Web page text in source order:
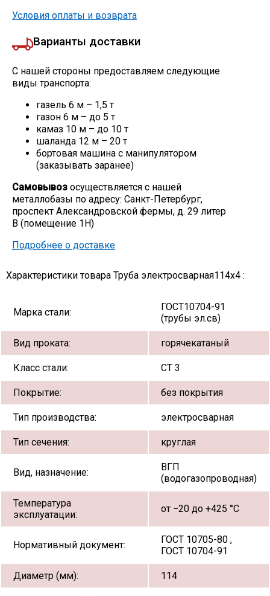
Условия оплаты и возврата
Варианты доставки
С нашей стороны предоставляем следующие
виды транспорта:
газель 6 м – 1,5 т
газон 6 м – до 5 т
камаз 10 м – до 10 т
шаланда 12 м – 20 т
бортовая машина с манипулятором
(заказывать заранее)
Самовывоз осуществляется с нашей
металлобазы по адресу: Санкт-Петербург,
проспект Александровской фермы, д. 29 литер
В (помещение 1Н)
Подробнее о доставке
Характеристики товара Труба электросварная114х4 :
Марка стали:
ГОСТ10704-91
(трубы эл.св)
Вид проката: горячекатаный
Класс стали: СТ 3
Покрытие: без покрытия
Тип производства: электросварная
Тип сечения: круглая
Вид, назначение:
ВГП
(водогазопроводная)
Температура
эксплуатации:
от −20 до +425 °С
Нормативный документ:
ГОСТ 10705-80 ,
ГОСТ 10704-91
Диаметр (мм): 114